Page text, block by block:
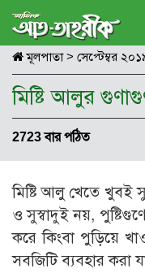
মূলপাতা> সেপ্টেম্বর
মিষ্টি আলুর
2723 বার পঠিত
মিষ্টি আলু খেতে খুবই
ও সুস্বাদুই নয়,
করে কিংবা পুড়িয়ে
সবজিটি ব্যবহার করা